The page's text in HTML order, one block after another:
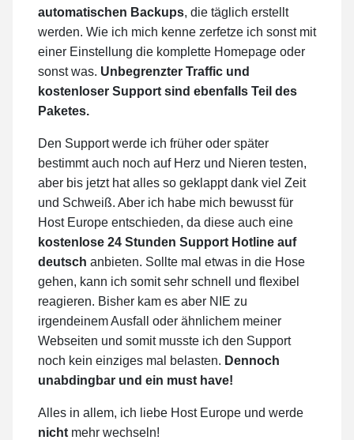
automatischen Backups, die täglich erstellt
werden. Wie ich mich kenne zerfetze ich sonst mit
einer Einstellung die komplette Homepage oder
sonst was. Unbegrenzter Traffic und
kostenloser Support sind ebenfalls Teil des
Paketes.
Den Support werde ich früher oder später
bestimmt auch noch auf Herz und Nieren testen,
aber bis jetzt hat alles so geklappt dank viel Zeit
und Schweiß. Aber ich habe mich bewusst für
Host Europe entschieden, da diese auch eine
kostenlose 24 Stunden Support Hotline auf
deutsch anbieten. Sollte mal etwas in die Hose
gehen, kann ich somit sehr schnell und flexibel
reagieren. Bisher kam es aber NIE zu
irgendeinem Ausfall oder ähnlichem meiner
Webseiten und somit musste ich den Support
noch kein einziges mal belasten. Dennoch
unabdingbar und ein must have!
Alles in allem, ich liebe Host Europe und werde
nicht mehr wechseln!